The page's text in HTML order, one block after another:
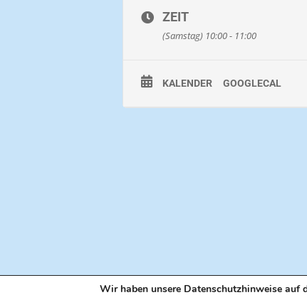
Sonnenschutz / Kopfbedeckung.
Dauer: ca. 60 Minuten
ZEIT
(Samstag) 10:00 - 11:00
KALENDER GOOGLECAL
Wir haben unsere Datenschutzhinweise auf